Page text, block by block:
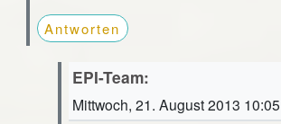
Antworten
EPI-Team:
Mittwoch, 21. August 2013 10:05